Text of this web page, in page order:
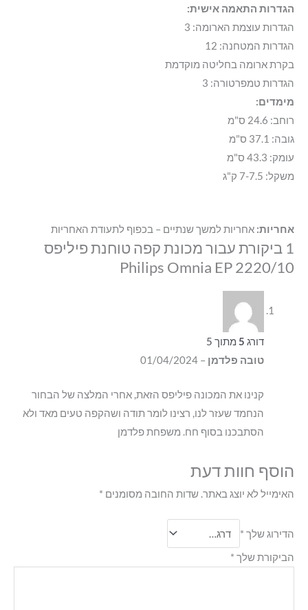
הגדרות התאמה אישית:
הגדרות עוצמת הארומה: 3
הגדרות המטחנה: 12
בקרת ארומה בחליטה מוקדמת
הגדרות טמפרטורה: 3
מימדים:
רוחב: 24.6 ס"מ
גובה: 37.1 ס"מ
עומק: 43.3 ס"מ
משקל: 7-7.5 ק"ג
אחריות: אחריות למשך שנתיים – בכפוף לתעודת האחריות
1 ביקורת עבור
מכונת קפה טוחנת פיליפס
Philips Omnia EP 2220/10
דורג 5מתוך 5
טובה פלדמן –
01/04/2024
קנינו את המכונה פיליפס הזאת, אחרי המלצה של הבחור
הנחמד שעזר לנו, רצינו לומר תודה ושהקפה טעים מאד ולא
הסתבכנו בסוף חח. משפחת פלדמן
הוסף חוות דעת
האימייל לא יוצג באתר. שדות החובה מסומנים *
הדירוג שלך *
הביקורת שלך *